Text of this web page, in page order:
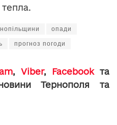
тепла.
опади
прогноз погоди
, Viber, Facebookта
Тернополя та